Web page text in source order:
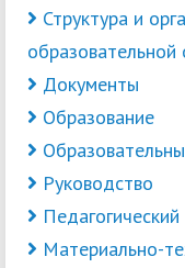
Структура и
образовательной
Документы
Образование
Руководство
Педагогический
Материально-